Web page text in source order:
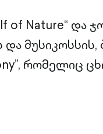
of Nature“ და
და
რომელიც